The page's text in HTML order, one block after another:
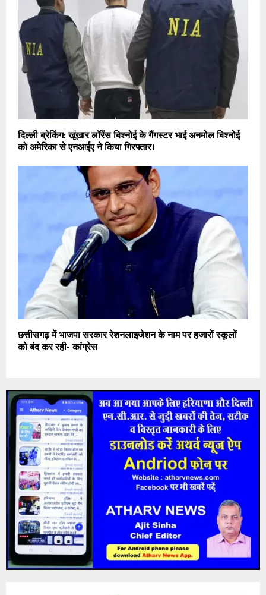
दिल्ली ब्रेकिंग: खूंखार लॉरेंस बिश्नोई के गैंगस्टर भाई अनमोल बिश्नोई
को अमेरिका से एनआईए ने किया गिरफ्तार।
छत्तीसगढ़ में भाजपा सरकार रेशनलाइजेशन के नाम पर हजारों स्कूलों
को बंद कर रही- कांग्रेस